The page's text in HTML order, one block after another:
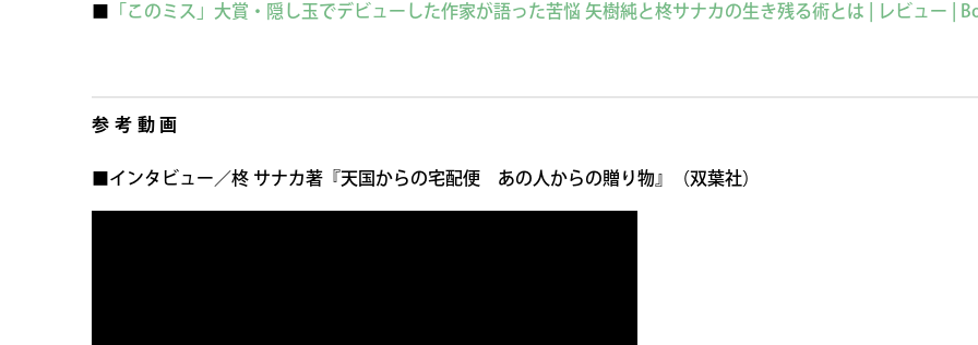
「このミス」大賞・隠し玉でデビューした作家が語った苦悩 矢樹純と柊サナカの生き残る術とは | レビュー |
参考動画
■インタビュー／柊 サナカ著『天国からの宅配便 あの人からの贈り物』（双葉社）